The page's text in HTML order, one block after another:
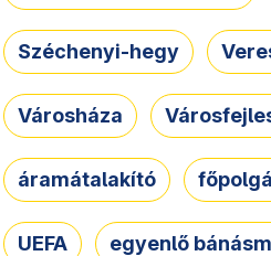
Széchenyi-hegy
Városháza
áramátalakító
UEFA egyenlő